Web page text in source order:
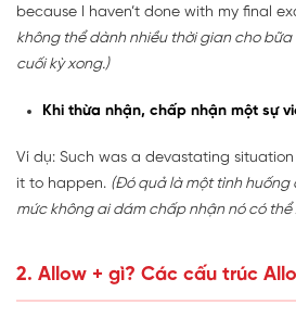
because I haven’t done with my final
không thể dành nhiều thời gian cho
cuối kỳ xong.)
Khi thừa nhận, chấp nhận một sự
Ví dụ: Such was a devastating
it to happen. (Đó quả là một tình huống
mức không ai dám chấp nhận nó có thể
2. Allow + gì? Các cấu trúc